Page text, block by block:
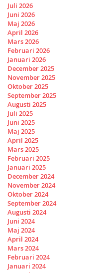
Juli 2026
Juni 2026
Maj 2026
April 2026
Mars 2026
Februari 2026
Januari 2026
December 2025
November 2025
Oktober 2025
September 2025
Augusti 2025
Juli 2025
Juni 2025
Maj 2025
April 2025
Mars 2025
Februari 2025
Januari 2025
December 2024
November 2024
Oktober 2024
September 2024
Augusti 2024
Juni 2024
Maj 2024
April 2024
Mars 2024
Februari 2024
Januari 2024